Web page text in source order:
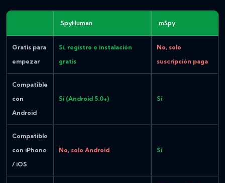
SpyHuman mSpy
Gratis para
empezar
Sí, registro e instalación
gratis
No, solo
suscripción paga
Compatible
con
Android
Sí (Android 5.0+) Sí
Compatible
con iPhone
/ iOS
No, solo Android Sí